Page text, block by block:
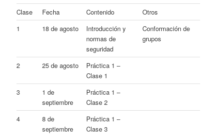
Clase Fecha Contenido
Otros
1
18 de agosto
Introducción y
normas de
seguridad
Conformación de
grupos
2 25 de agosto
Práctica 1 –
Clase 1
3
1 de
septiembre
Práctica 1 –
Clase 2
4
8 de
septiembre
Práctica 1 –
Clase 3